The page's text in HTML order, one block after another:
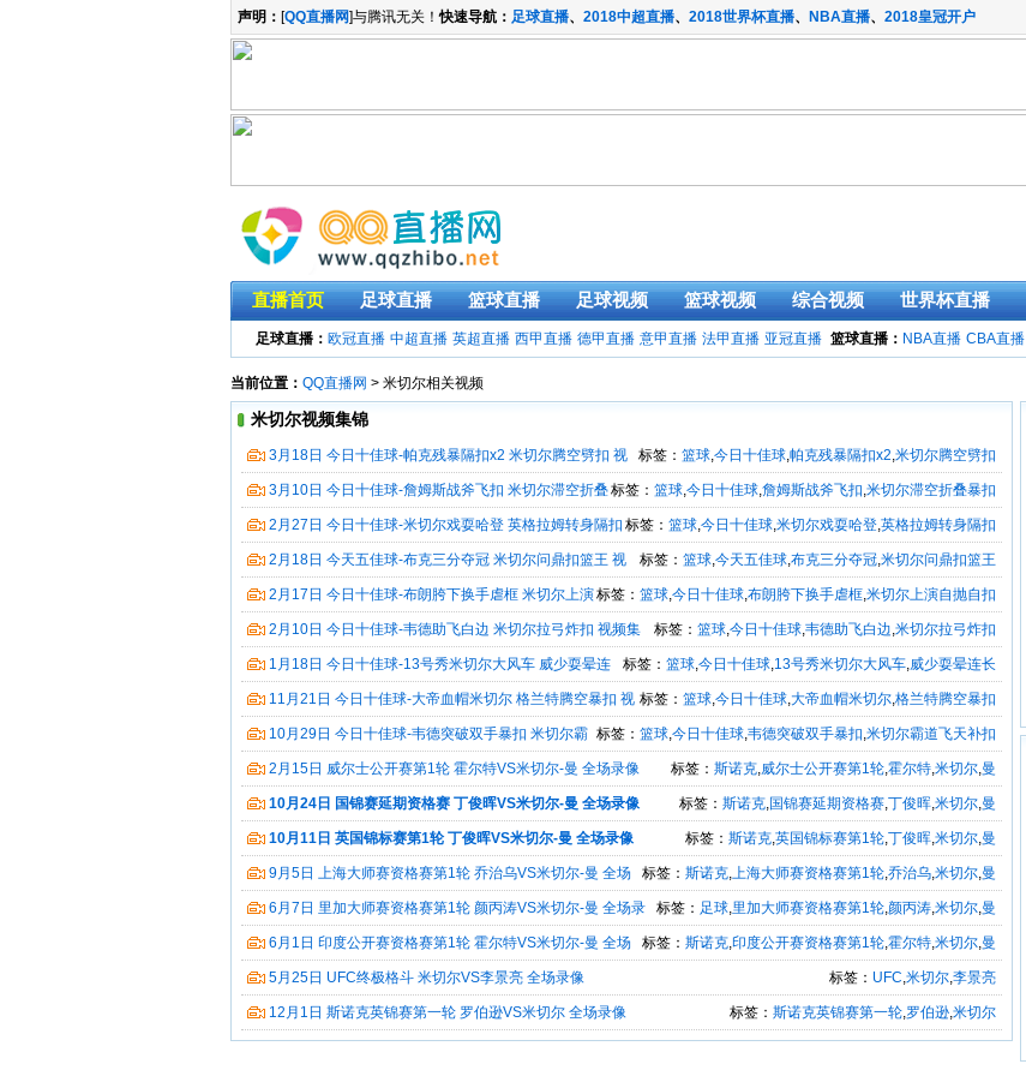
声明： [QQ直播网]与腾讯无关！快速导航： 足球直播、 2018中超直播、 2018世界杯直播、 NBA直播、 2018皇冠开户
直播首页 足球直播 篮球直播 足球视频 篮球视频 综合视频 世界杯直播
足球直播： 欧冠直播 中超直播 英超直播 西甲直播 德甲直播 意甲直播 法甲直播 亚冠直播 篮球直播： NBA直播 CBA直播
当前位置： QQ直播网 > 米切尔相关视频
米切尔视频集锦
标签： 篮球,今日十佳球,帕克残暴隔扣x2,米切尔腾空劈扣
3月18日 今日十佳球-帕克残暴隔扣x2 米切尔腾空劈扣 视
频集锦
标签： 篮球,今日十佳球,詹姆斯战斧飞扣,米切尔滞空折叠暴扣
3月10日 今日十佳球-詹姆斯战斧飞扣 米切尔滞空折叠
暴扣 视频集锦
标签： 篮球,今日十佳球,米切尔戏耍哈登,英格拉姆转身隔扣
2月27日 今日十佳球-米切尔戏耍哈登 英格拉姆转身隔扣
视频集锦
标签： 篮球,今天五佳球,布克三分夺冠,米切尔问鼎扣篮王
2月18日 今天五佳球-布克三分夺冠 米切尔问鼎扣篮王 视
频集锦
标签： 篮球,今日十佳球,布朗胯下换手虐框,米切尔上演自抛自扣
2月17日 今日十佳球-布朗胯下换手虐框 米切尔上演
自抛自扣 视频集锦
标签： 篮球,今日十佳球,韦德助飞白边,米切尔拉弓炸扣
2月10日 今日十佳球-韦德助飞白边 米切尔拉弓炸扣 视频集
锦
标签： 篮球,今日十佳球,13号秀米切尔大风车,威少耍晕连长
1月18日 今日十佳球-13号秀米切尔大风车 威少耍晕连
长 视频集锦
标签： 篮球,今日十佳球,大帝血帽米切尔,格兰特腾空暴扣
11月21日 今日十佳球-大帝血帽米切尔 格兰特腾空暴扣 视
频集锦
标签： 篮球,今日十佳球,韦德突破双手暴扣,米切尔霸道飞天补扣
10月29日 今日十佳球-韦德突破双手暴扣 米切尔霸
道飞天补扣 视频集锦
标签： 斯诺克,威尔士公开赛第1轮,霍尔特,米切尔,曼
2月15日 威尔士公开赛第1轮 霍尔特VS米切尔-曼 全场录像
标签： 斯诺克,国锦赛延期资格赛,丁俊晖,米切尔,曼
10月24日 国锦赛延期资格赛 丁俊晖VS米切尔-曼 全场录像
标签： 斯诺克,英国锦标赛第1轮,丁俊晖,米切尔,曼
10月11日 英国锦标赛第1轮 丁俊晖VS米切尔-曼 全场录像
标签： 斯诺克,上海大师赛资格赛第1轮,乔治乌,米切尔,曼
9月5日 上海大师赛资格赛第1轮 乔治乌VS米切尔-曼 全场
录像
标签： 足球,里加大师赛资格赛第1轮,颜丙涛,米切尔,曼
6月7日 里加大师赛资格赛第1轮 颜丙涛VS米切尔-曼 全场录
像
标签： 斯诺克,印度公开赛资格赛第1轮,霍尔特,米切尔,曼
6月1日 印度公开赛资格赛第1轮 霍尔特VS米切尔-曼 全场
录像
标签： UFC,米切尔,李景亮
5月25日 UFC终极格斗 米切尔VS李景亮 全场录像
标签： 斯诺克英锦赛第一轮,罗伯逊,米切尔
12月1日 斯诺克英锦赛第一轮 罗伯逊VS米切尔 全场录像